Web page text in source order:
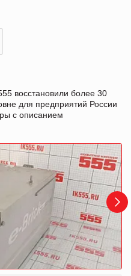
восстановили более 30
для предприятий России
с описанием